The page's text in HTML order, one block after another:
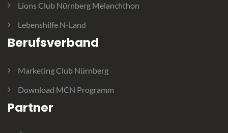
Lions Club Nürnberg Melanchthon
Lebenshilfe N-Land
Berufsverband
Marketing Club Nürnberg
Download MCN Programm
Partner